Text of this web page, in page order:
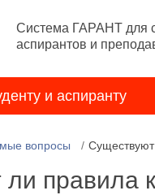
Система ГАРАНТ для
аспирантов и
и аспиранту
вопросы Существуют
правила